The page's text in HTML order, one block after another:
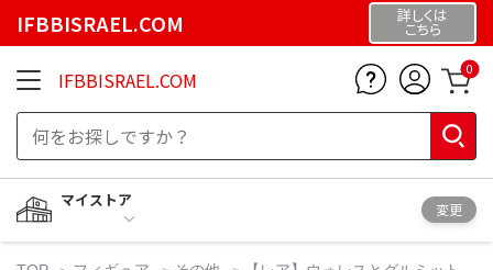
IFBBISRAEL.COM 詳しくは
こちら
IFBBISRAEL.COM 0
マイストア
変更